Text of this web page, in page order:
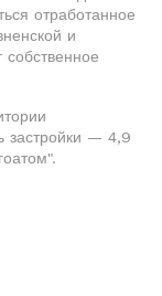
отработанное
и
застройки — 4,9